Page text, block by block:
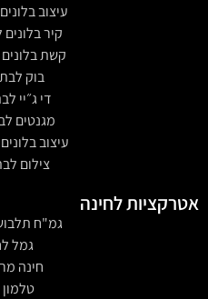
עיצוב
קיר
קשת
בוק
די ג״יי
מגנטים
עיצוב
צילום
אטרקציות לחינה
גמ"ח
גמל
חינה